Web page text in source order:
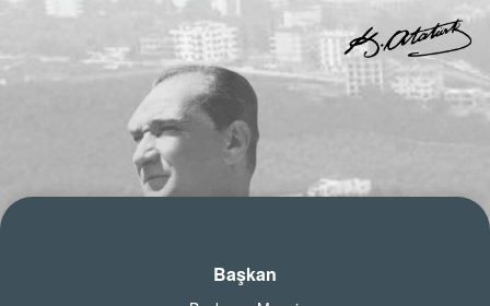
Başkan